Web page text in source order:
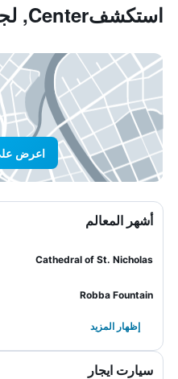
استكشفCenter, لجوبلجانا
اعرض
أشهر المعالم
Cathedral of St. Nicholas
Robba Fountain
إظهار المزيد
سيارت ايجار